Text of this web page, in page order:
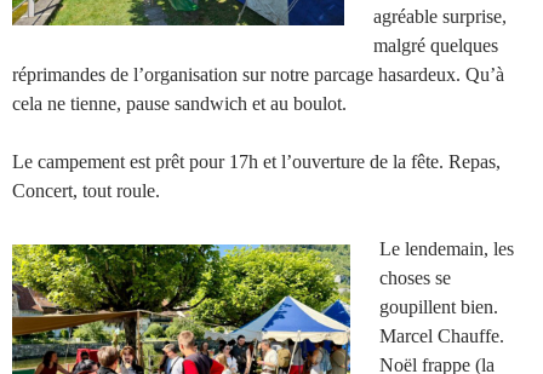
agréable surprise,
malgré quelques
réprimandes de l’organisation sur notre parcage hasardeux. Qu’à
cela ne tienne, pause sandwich et au boulot.
Le campement est prêt pour 17h et l’ouverture de la fête. Repas,
Concert, tout roule.
Le lendemain, les
choses se
goupillent bien.
Marcel Chauffe.
Noël frappe (la